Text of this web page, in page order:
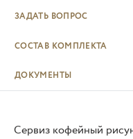
ЗАДАТЬ ВОПРОС
СОСТАВ КОМПЛЕКТА
ДОКУМЕНТЫ
Сервиз кофейный